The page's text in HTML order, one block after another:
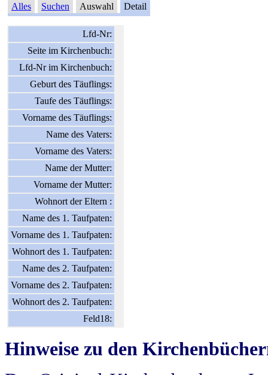
Alles Suchen Auswahl Detail
Lfd-Nr:
Seite im Kirchenbuch:
Lfd-Nr im Kirchenbuch:
Geburt des Täuflings:
Taufe des Täuflings:
Vorname des Täuflings:
Name des Vaters:
Vorname des Vaters:
Name der Mutter:
Vorname der Mutter:
Wohnort der Eltern :
Name des 1. Taufpaten:
Vorname des 1. Taufpaten:
Wohnort des 1. Taufpaten:
Name des 2. Taufpaten:
Vorname des 2. Taufpaten:
Wohnort des 2. Taufpaten:
Feld18:
Hinweise zu den